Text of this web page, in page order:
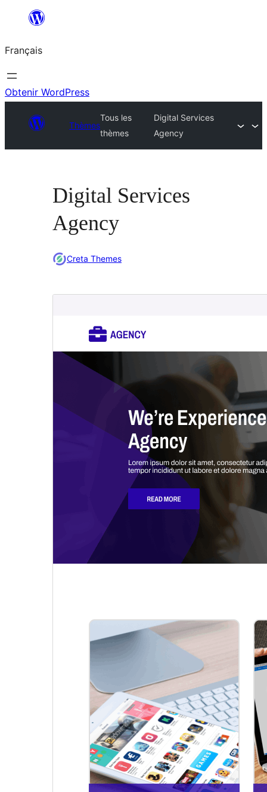
contenu
Français
Obtenir WordPress
Thèmes
Tous les
thèmes
Digital Services
Agency
Digital Services
Agency
Creta Themes